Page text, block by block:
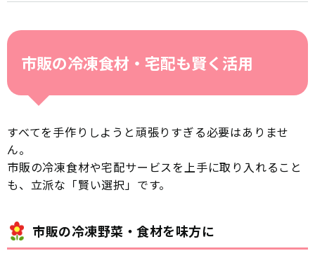
市販の冷凍食材・宅配も賢く活用
すべてを手作りしようと頑張りすぎる必要はありませ
ん。
市販の冷凍食材や宅配サービスを上手に取り入れること
も、立派な「賢い選択」です。
市販の冷凍野菜・食材を味方に